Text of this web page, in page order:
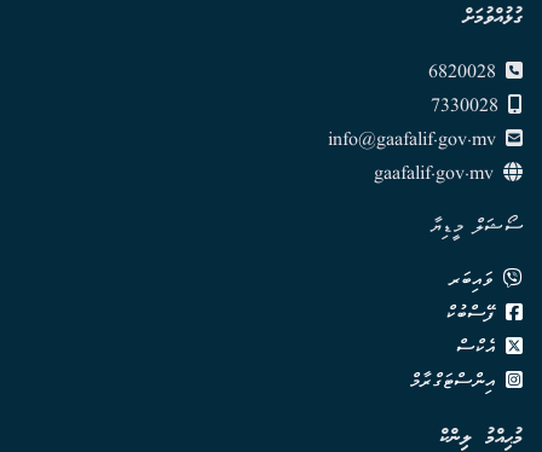
ގުޅުއްވުމަށް
info@gaafalif.gov.mv
ސޯޝަލް މީޑިޔާ
ވައިބަރ
ފޭސްބުކް
އެކްސް
އިންސްޓަގްރާމް
މުޙިއްމު ލިންކް